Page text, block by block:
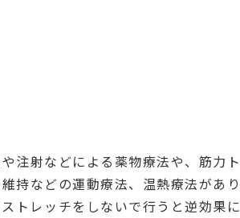
注射などによる薬物療法や、筋力ト
持などの運動療法、温熱療法があり
トレッチをしないで行うと逆効果に